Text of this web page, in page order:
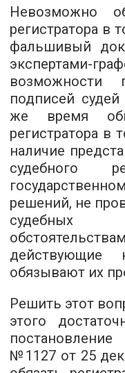
Невозможно
регистратора в
фальшивый
экспертами-
возможности
подписей
же время
регистратора в
наличие
судебного
решений, не
судебных
действующие
обязывают их
Решить этот
этого
№1127 от 25